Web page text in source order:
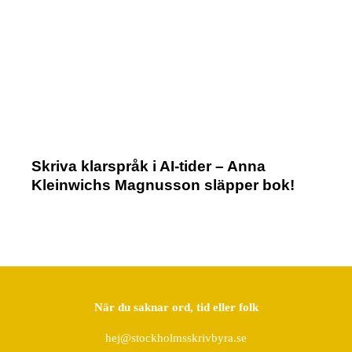
Skriva klarspråk i AI-tider – Anna
Kleinwichs Magnusson släpper bok!
När du saknar ord, tid eller folk
hej@stockholmsskrivbyra.se